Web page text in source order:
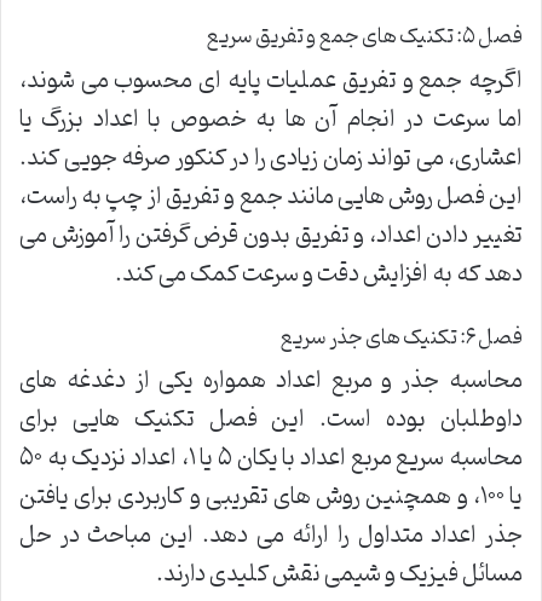
فصل ۵: تکنیک های جمع و تفریق سریع
اگرچه جمع و تفریق عملیات پایه ای محسوب می شوند،
اما سرعت در انجام آن ها به خصوص با اعداد بزرگ یا
اعشاری، می تواند زمان زیادی را در کنکور صرفه جویی کند.
این فصل روش هایی مانند جمع و تفریق از چپ به راست،
تغییر دادن اعداد، و تفریق بدون قرض گرفتن را آموزش می
دهد که به افزایش دقت و سرعت کمک می کند.
فصل ۶: تکنیک های جذر سریع
محاسبه جذر و مربع اعداد همواره یکی از دغدغه های
داوطلبان بوده است. این فصل تکنیک هایی برای
محاسبه سریع مربع اعداد با یکان ۵ یا ۱، اعداد نزدیک به ۵۰
یا ۱۰۰، و همچنین روش های تقریبی و کاربردی برای یافتن
جذر اعداد متداول را ارائه می دهد. این مباحث در حل
مسائل فیزیک و شیمی نقش کلیدی دارند.